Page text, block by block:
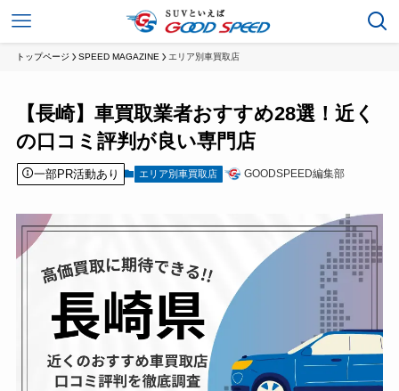
トップページ SPEED MAGAZINE エリア別車買取店
【長崎】車買取業者おすすめ28選！近く
の口コミ評判が良い専門店
一部PR活動あり エリア別車買取店 GOODSPEED編集部